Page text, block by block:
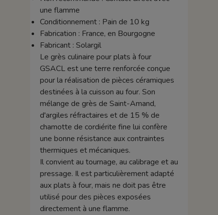
une flamme
Conditionnement : Pain de 10 kg
Fabrication : France, en Bourgogne
Fabricant : Solargil
Le grès culinaire pour plats à four
GSACL est une terre renforcée conçue
pour la réalisation de pièces céramiques
destinées à la cuisson au four. Son
mélange de grès de Saint-Amand,
d'argiles réfractaires et de 15 % de
chamotte de cordiérite fine lui confère
une bonne résistance aux contraintes
thermiques et mécaniques.
Il convient au tournage, au calibrage et au
pressage. Il est particulièrement adapté
aux plats à four, mais ne doit pas être
utilisé pour des pièces exposées
directement à une flamme.